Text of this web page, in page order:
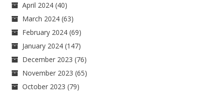
April 2024 (40)
March 2024 (63)
February 2024 (69)
January 2024 (147)
December 2023 (76)
November 2023 (65)
October 2023 (79)